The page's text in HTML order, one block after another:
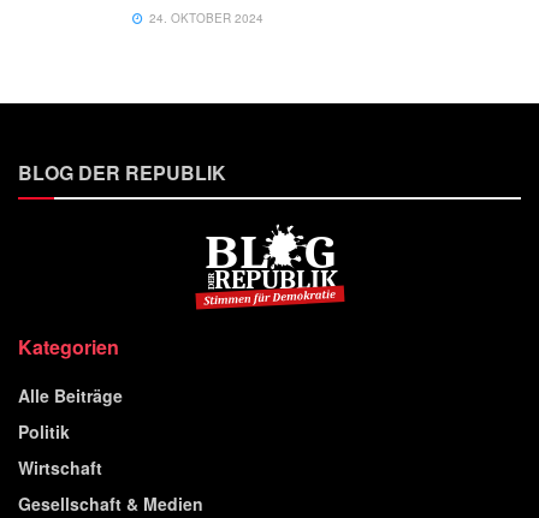
24. OKTOBER 2024
BLOG DER REPUBLIK
Kategorien
Alle Beiträge
Politik
Wirtschaft
Gesellschaft & Medien